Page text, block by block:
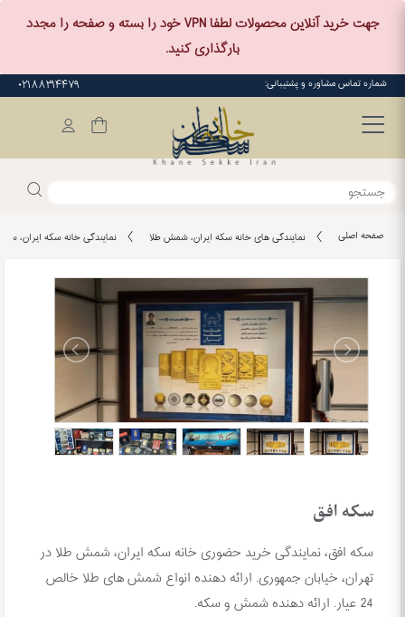
جهت خرید آنلاین محصولات لطفا VPN خود را بسته و صفحه را مجدد
بارگذاری کنید.
شماره تماس مشاوره و پشتیبانی: ۰۲۱۸۸۳۱۴۴۷۹
صفحه اصلی نمایندگی های خانه سکه ایران، شمش طلا نمایندگی خانه سکه ایران،
سکه افق
سکه افق، نمایندگی خرید حضوری خانه سکه ایران، شمش طلا در
تهران، خیابان جمهوری. ارائه دهنده انواع شمش های طلا خالص
24 عیار. ارائه دهنده شمش و سکه.